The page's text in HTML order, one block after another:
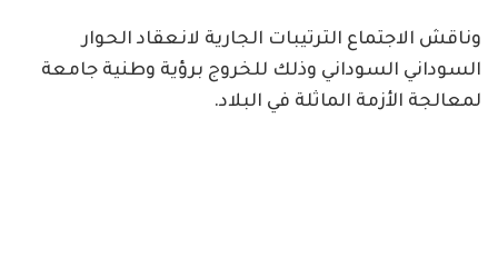
وناقش الاجتماع الترتيبات الجارية لانعقاد الحوار
السوداني السوداني وذلك للخروج برؤية وطنية جامعة
لمعالجة الأزمة الماثلة في البلاد.